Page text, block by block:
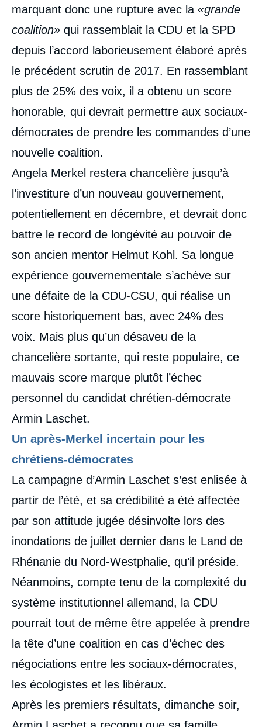
marquant donc une rupture avec la «grande
coalition» qui rassemblait la CDU et la SPD
depuis l’accord laborieusement élaboré après
le précédent scrutin de 2017. En rassemblant
plus de 25% des voix, il a obtenu un score
honorable, qui devrait permettre aux sociaux-
démocrates de prendre les commandes d’une
nouvelle coalition.
Angela Merkel restera chancelière jusqu’à
l’investiture d’un nouveau gouvernement,
potentiellement en décembre, et devrait donc
battre le record de longévité au pouvoir de
son ancien mentor Helmut Kohl. Sa longue
expérience gouvernementale s’achève sur
une défaite de la CDU-CSU, qui réalise un
score historiquement bas, avec 24% des
voix. Mais plus qu’un désaveu de la
chancelière sortante, qui reste populaire, ce
mauvais score marque plutôt l’échec
personnel du candidat chrétien-démocrate
Armin Laschet.
Un après-Merkel incertain pour les
chrétiens-démocrates
La campagne d’Armin Laschet s’est enlisée à
partir de l’été, et sa crédibilité a été affectée
par son attitude jugée désinvolte lors des
inondations de juillet dernier dans le Land de
Rhénanie du Nord-Westphalie, qu’il préside.
Néanmoins, compte tenu de la complexité du
système institutionnel allemand, la CDU
pourrait tout de même être appelée à prendre
la tête d’une coalition en cas d’échec des
négociations entre les sociaux-démocrates,
les écologistes et les libéraux.
Après les premiers résultats, dimanche soir,